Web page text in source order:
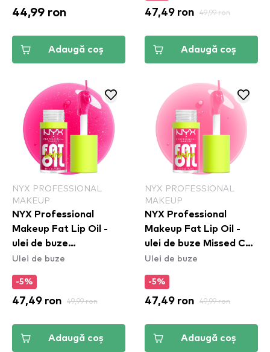
44,99 ron
Adaugă coș
47,49 ron 49,99 ron
Adaugă coș
NYX PROFESSIONAL
MAKEUP
NYX Professional
Makeup Fat Lip Oil -
ulei de buze
Supermodel (FOLD03)
Ulei de buze
-5%
47,49 ron 49,99 ron
Adaugă coș
NYX PROFESSIONAL
MAKEUP
NYX Professional
Makeup Fat Lip Oil -
ulei de buze Missed Call
(FOLD02)
Ulei de buze
-5%
47,49 ron 49,99 ron
Adaugă coș